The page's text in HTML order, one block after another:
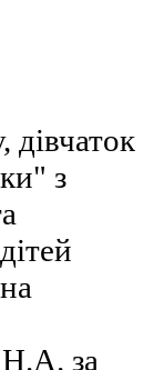
дівчаток
з
за